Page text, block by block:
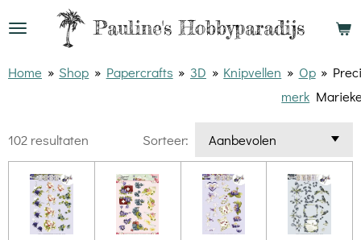
Ga
naar
Pauline'sHobbyparadijs
Home » Shop » Papercrafts » 3D » Knipvellen » Op
merk
»
102 resultaten Sorteer: